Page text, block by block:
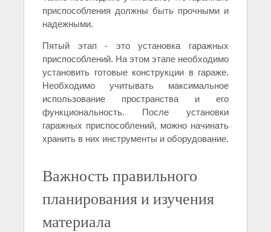
приспособления должны быть прочными и
надежными.
Пятый этап - это установка гаражных
приспособлений. На этом этапе необходимо
установить готовые конструкции в гараже.
Необходимо учитывать максимальное
использование пространства и его
функциональность. После установки
гаражных приспособлений, можно начинать
хранить в них инструменты и оборудование.
Важность правильного
планирования и изучения
материала